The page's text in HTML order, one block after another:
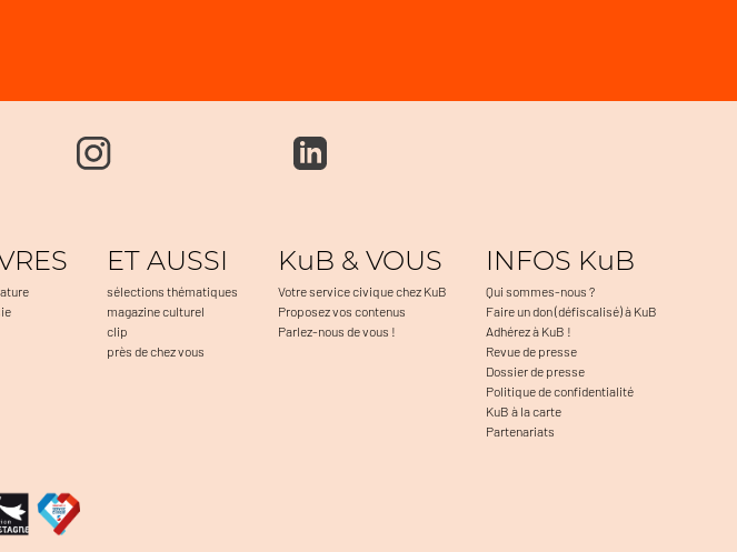
ET AUSSI
sélections thématiques
magazine culturel
clip
près de chez vous
KuB & VOUS
Votre service civique chez KuB
Proposez vos contenus
Parlez-nous de vous !
INFOS KuB
Qui sommes-nous ?
Faire un don (défiscalisé) à KuB
Adhérez à KuB !
Revue de presse
Dossier de presse
Politique de confidentialité
KuB à la carte
Partenariats